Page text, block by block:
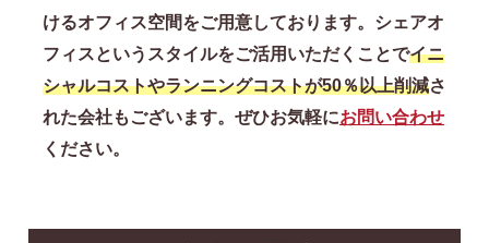
けるオフィス空間をご用意しております。シェアオ
フィスというスタイルをご活用いただくことでイニ
シャルコストやランニングコストが50％以上削減さ
れた会社もございます。ぜひお気軽にお問い合わせ
ください。